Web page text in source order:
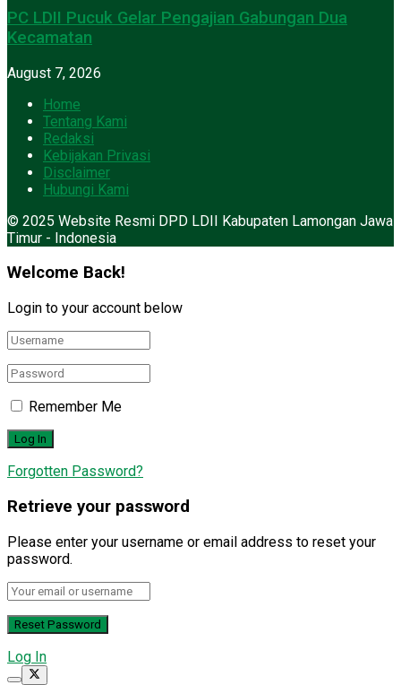
PC LDII Pucuk Gelar Pengajian Gabungan Dua
Kecamatan
August 7, 2026
Home
Tentang Kami
Redaksi
Kebijakan Privasi
Disclaimer
Hubungi Kami
© 2025 Website Resmi DPD LDII Kabupaten Lamongan Jawa
Timur - Indonesia
Welcome Back!
Login to your account below
Remember Me
Forgotten Password?
Retrieve your password
Please enter your username or email address to reset your
password.
Log In